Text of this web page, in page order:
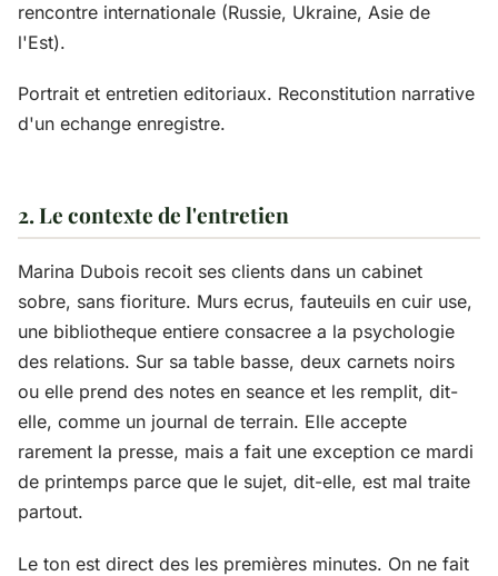
rencontre internationale (Russie, Ukraine, Asie de
l'Est).
Portrait et entretien editoriaux. Reconstitution narrative
d'un echange enregistre.
2. Le contexte de l'entretien
Marina Dubois recoit ses clients dans un cabinet
sobre, sans fioriture. Murs ecrus, fauteuils en cuir use,
une bibliotheque entiere consacree a la psychologie
des relations. Sur sa table basse, deux carnets noirs
ou elle prend des notes en seance et les remplit, dit-
elle, comme un journal de terrain. Elle accepte
rarement la presse, mais a fait une exception ce mardi
de printemps parce que le sujet, dit-elle, est mal traite
partout.
Le ton est direct des les premières minutes. On ne fait